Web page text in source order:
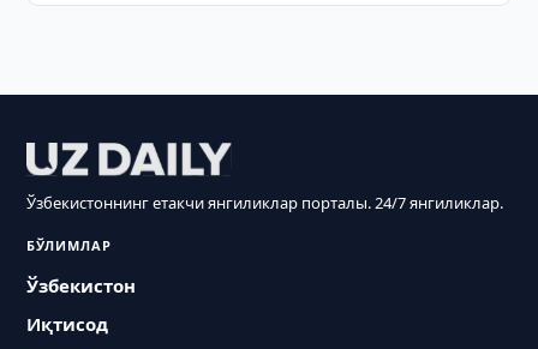
Ўзбекистоннинг етакчи янгиликлар порталы. 24/7 янгиликлар.
БЎЛИМЛАР
Ўзбекистон
Иқтисод